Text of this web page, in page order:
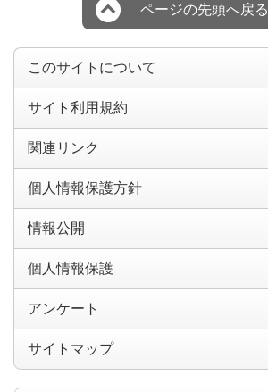
ページの先頭へ戻る
このサイトについて
サイト利用規約
関連リンク
個人情報保護方針
情報公開
個人情報保護
アンケート
サイトマップ